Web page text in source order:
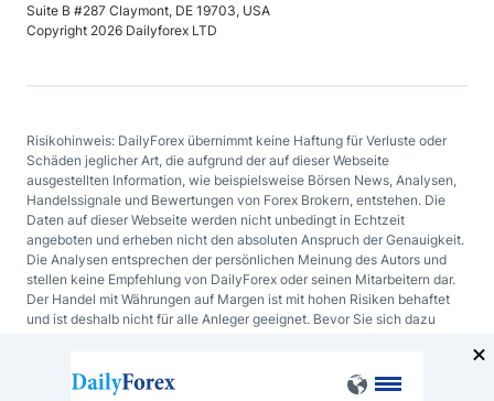
Suite B #287 Claymont, DE 19703, USA
Copyright 2026 Dailyforex LTD
Risikohinweis: DailyForex übernimmt keine Haftung für Verluste oder
Schäden jeglicher Art, die aufgrund der auf dieser Webseite
ausgestellten Information, wie beispielsweise Börsen News, Analysen,
Handelssignale und Bewertungen von Forex Brokern, entstehen. Die
Daten auf dieser Webseite werden nicht unbedingt in Echtzeit
angeboten und erheben nicht den absoluten Anspruch der Genauigkeit.
Die Analysen entsprechen der persönlichen Meinung des Autors und
stellen keine Empfehlung von DailyForex oder seinen Mitarbeitern dar.
Der Handel mit Währungen auf Margen ist mit hohen Risiken behaftet
und ist deshalb nicht für alle Anleger geeignet. Bevor Sie sich dazu
Erfahrungsgrad und Ihre Risikobereitschaft abwägen.